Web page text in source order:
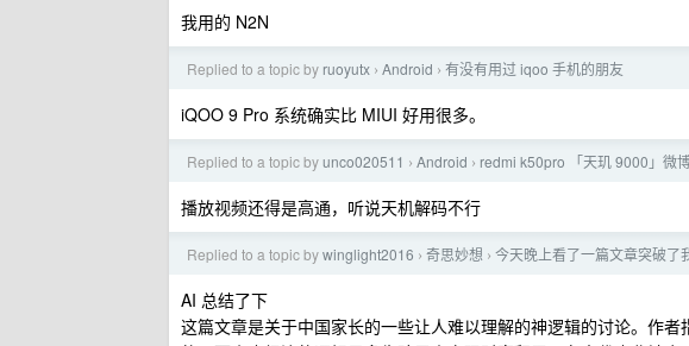
我用的 N2N
Replied to a topic by ruoyutx › Android › 有没有用过 iqoo 手机的朋友
iQOO 9 Pro 系统确实比 MIUI 好用很多。
Replied to a topic byunco020511 › Android › redmi k50pro 「天玑 9000」微
播放视频还得是高通，听说天机解码不行
Replied to a topic bywinglight2016 › 奇思妙想 › 今天晚上看了一篇文章突破了
AI 总结了下
这篇文章是关于中国家长的一些让人难以理解的神逻辑的讨论。作